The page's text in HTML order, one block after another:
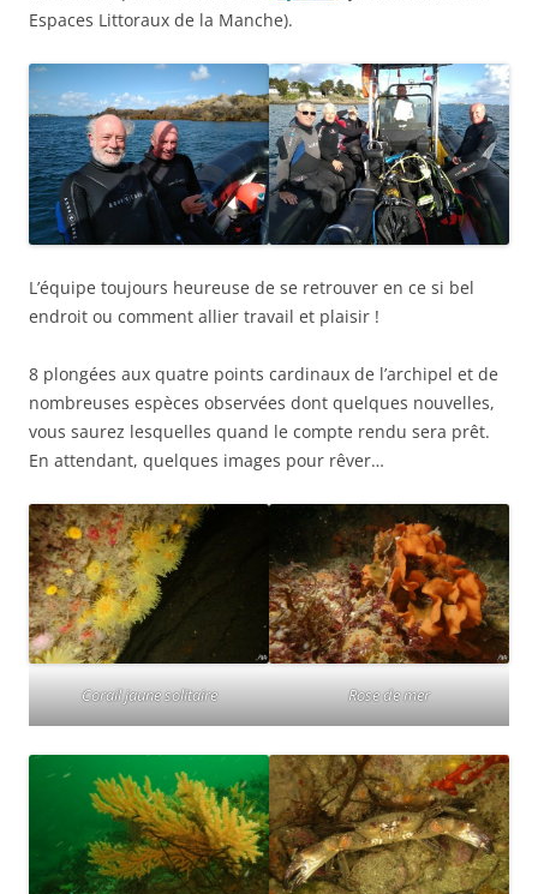
Espaces Littoraux de la Manche).
L’équipe toujours heureuse de se retrouver en ce si bel
endroit ou comment allier travail et plaisir !
8 plongées aux quatre points cardinaux de l’archipel et de
nombreuses espèces observées dont quelques nouvelles,
vous saurez lesquelles quand le compte rendu sera prêt.
En attendant, quelques images pour rêver…
Corail jaune solitaire Rose de mer